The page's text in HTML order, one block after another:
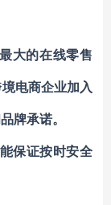
大的在线零售
电商企业加入
牌承诺。
保证按时安全